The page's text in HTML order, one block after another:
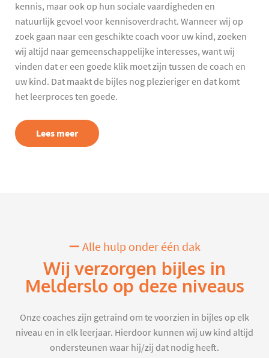
kennis, maar ook op hun sociale vaardigheden en
natuurlijk gevoel voor kennisoverdracht. Wanneer wij op
zoek gaan naar een geschikte coach voor uw kind, zoeken
wij altijd naar gemeenschappelijke interesses, want wij
vinden dat er een goede klik moet zijn tussen de coach en
uw kind. Dat maakt de bijles nog plezieriger en dat komt
het leerproces ten goede.
Lees meer
Alle hulp onder één dak
Wij verzorgen bijles in
Melderslo op deze niveaus
Onze coaches zijn getraind om te voorzien in bijles op elk
niveau en in elk leerjaar. Hierdoor kunnen wij uw kind altijd
ondersteunen waar hij/zij dat nodig heeft.